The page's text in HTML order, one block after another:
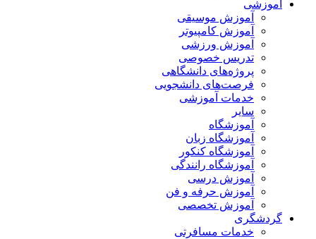
آموزشی
آموزش موسیقی
آموزش کامپیوتر
آموزش ورزشی
تدریس خصوصی
پروژه‌های دانشگاهی
فرصت‌های دانشجویی
خدمات آموزشی
سایر
آموزشگاه
آموزشگاه زبان
آموزشگاه کنکور
آموزشگاه رانندگی
آموزش درسی
آموزش حرفه و فن
آموزش تخصصی
گردشگری
خدمات مسافرتی